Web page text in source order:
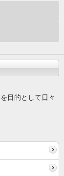
目的として日々